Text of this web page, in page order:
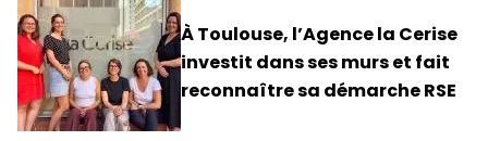
À Toulouse, l’Agence la Cerise
investit dans ses murs et fait
reconnaître sa démarche RSE